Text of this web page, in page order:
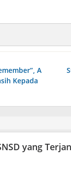
A
Kepada
yang